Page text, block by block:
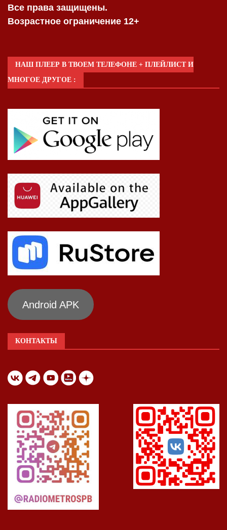
Все права защищены.
Возрастное ограничение 12+
НАШ ПЛЕЕР В ТВОЕМ ТЕЛЕФОНЕ + ПЛЕЙЛИСТ И
МНОГОЕ ДРУГОЕ :
Android APK
КОНТАКТЫ